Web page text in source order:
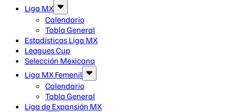
Liga MX
Calendario
Tabla General
Estadísticas Liga MX
Leagues Cup
Selección Mexicana
Liga MX Femenil
Calendario
Tabla General
Liga de Expansión MX